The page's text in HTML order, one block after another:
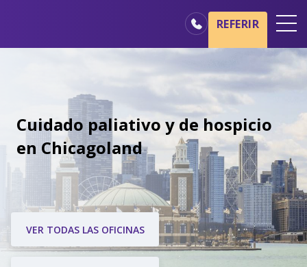
Nuestros servicios
Profesionales médicos
Familiares y cuidadores
REFERIR
Cuidado paliativo y de hospicio
en Chicagoland
VER TODAS LAS OFICINAS